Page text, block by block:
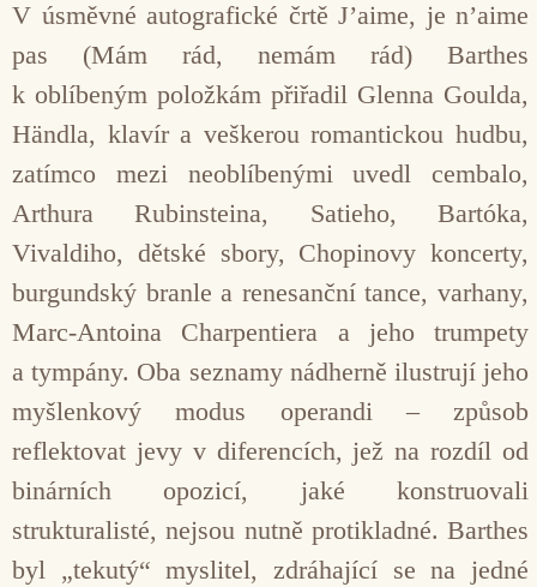
V úsměvné autografické črtě Jʼaime, je nʼaime
pas (Mám rád, nemám rád) Barthes
k oblíbeným položkám přiřadil Glenna Goulda,
Händla, klavír a veškerou romantickou hudbu,
zatímco mezi neoblíbenými uvedl cembalo,
Arthura Rubinsteina, Satieho, Bartóka,
Vivaldiho, dětské sbory, Chopinovy koncerty,
burgundský branle a renesanční tance, varhany,
Marc-Antoina Charpentiera a jeho trumpety
a tympány. Oba seznamy nádherně ilustrují jeho
myšlenkový modus operandi – způsob
reflektovat jevy v diferencích, jež na rozdíl od
binárních opozicí, jaké konstruovali
strukturalisté, nejsou nutně protikladné. Barthes
byl „tekutý“ myslitel, zdráhající se na jedné